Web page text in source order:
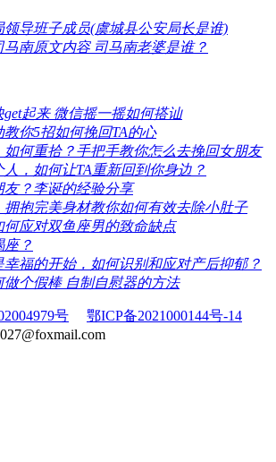
领导班子成员(虞城县公安局长是谁)
马南原文内容 司马南老婆是谁？
get起来 微信摇一摇如何搭讪
你5招如何挽回TA的心
如何重拾？手把手教你怎么去挽回女朋友
人，如何让TA重新回到你身边？
友？李诞的经验分享
拥抱完美身材教你如何有效去除小肚子
何应对双鱼座男的致命缺点
座？
幸福的开始，如何识别和应对产后抑郁？
做个假棒 自制自慰器的方法
号
鄂ICP备2021000144号-14